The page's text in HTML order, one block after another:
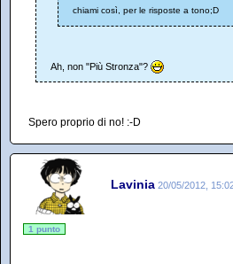
chiami così, per le risposte a tono;D
Ah, non "Più Stronza"?
Spero proprio di no! :-D
Lavinia 20/05/2012,
1 punto